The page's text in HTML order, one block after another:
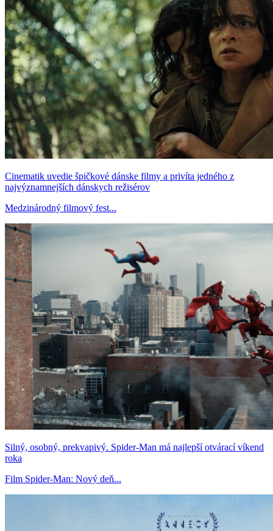
Cinematik uvedie špičkové dánske filmy a privíta jedného z
najvýznamnejších dánskych režisérov
Medzinárodný filmový fest...
Silný, osobný, prekvapivý. Spider-Man má najlepší otvárací víkend
roka
Film Spider-Man: Nový deň...